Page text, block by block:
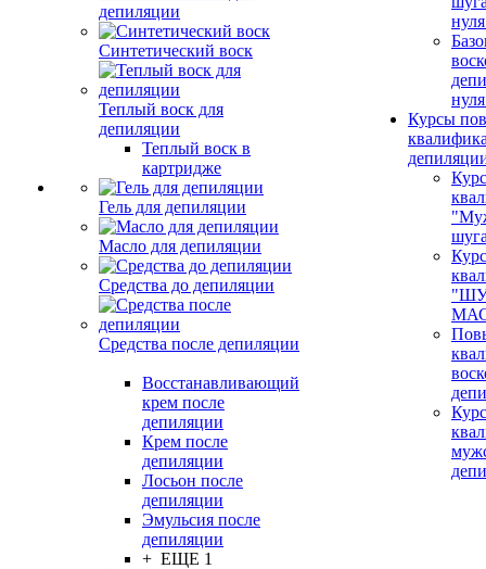
депиляции
Синтетический воск
Теплый воск для
депиляции
Теплый воск в
картридже
Гель для депиляции
Масло для депиляции
Средства до депиляции
Средства после депиляции
Восстанавливающий
крем после
депиляции
Крем после
депиляции
Лосьон после
депиляции
Эмульсия после
депиляции
+ ЕЩЕ 1
Курсы